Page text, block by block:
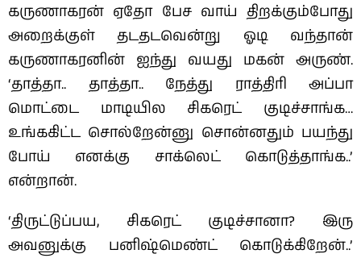
கருணாகரன் ஏதோ பேச வாய் திறக்கும்போது
அறைக்குள் தடதடவென்று ஓடி வந்தான்
கருணாகரனின் ஐந்து வயது மகன் அருண்.
‘தாத்தா.. தாத்தா.. நேத்து ராத்திரி அப்பா
மொட்டை மாடியில சிகரெட் குடிச்சாங்க…
உங்ககிட்ட சொல்றேன்னு சொன்னதும் பயந்து
போய் எனக்கு சாக்லெட் கொடுத்தாங்க..’
என்றான்.
‘திருட்டுப்பய, சிகரெட் குடிச்சானா? இரு
அவனுக்கு பனிஷ்மெண்ட் கொடுக்கிறேன்..’